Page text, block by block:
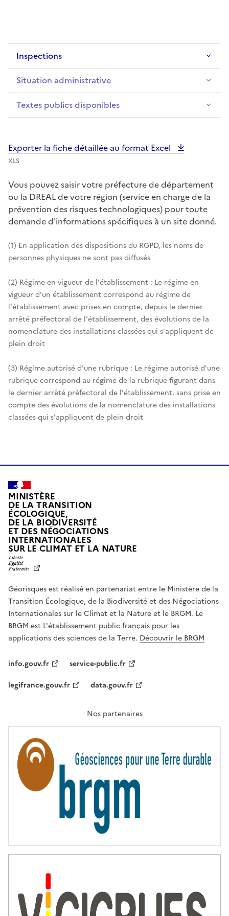
Inspections
Situation administrative
Textes publics disponibles
Exporter la fiche détaillée au format Excel
XLS
Vous pouvez saisir votre préfecture de département
ou la DREAL de votre région (service en charge de la
prévention des risques technologiques) pour toute
demande d'informations spécifiques à un site donné.
(1) En application des dispositions du RGPD, les noms de
personnes physiques ne sont pas diffusés
(2) Régime en vigueur de l'établissement : Le régime en
vigueur d'un établissement correspond au régime de
l'établissement avec prises en compte, depuis le dernier
arrêté préfectoral de l'établissement, des évolutions de la
nomenclature des installations classées qui s'appliquent de
plein droit
(3) Régime autorisé d'une rubrique : Le régime autorisé d'une
rubrique correspond au régime de la rubrique figurant dans
le dernier arrêté préfectoral de l'établissement, sans prise en
compte des évolutions de la nomenclature des installations
classées qui s'appliquent de plein droit
MINISTÈRE
DE LA TRANSITION
ÉCOLOGIQUE,
DE LA BIODIVERSITÉ
ET DES NÉGOCIATIONS
INTERNATIONALES
SUR LE CLIMAT ET LA NATUREL
T
É
,
É
G
A
L
F
A
T
R
T
É
Géorisques est réalisé en partenariat entre le Ministère de la
Transition Écologique, de la Biodiversité et des Négociations
Internationales sur le Climat et la Nature et le BRGM. Le
BRGM est L'établissement public français pour les
applications des sciences de la Terre. Découvrir le BRGM
info.gouv.fr
service-public.fr
legifrance.gouv.fr
data.gouv.fr
Nos partenaires